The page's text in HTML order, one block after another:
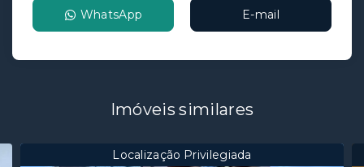
WhatsApp E-mail
Imóveis similares
Localização Privilegiada